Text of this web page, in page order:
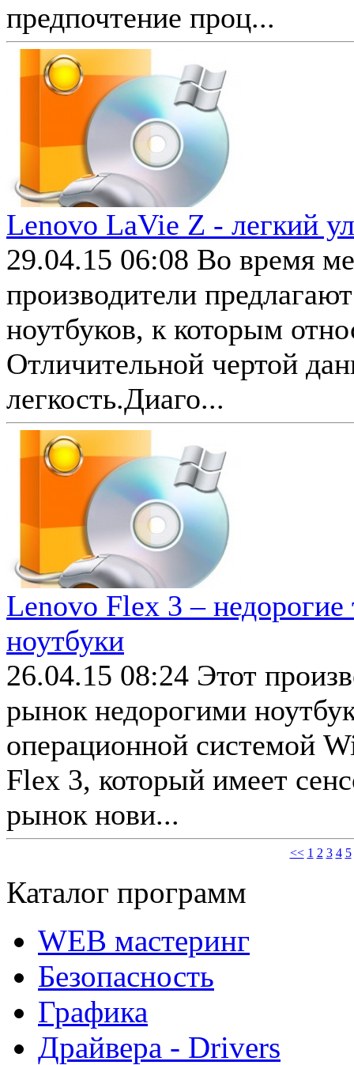
предпочтение проц...
Lenovo LaVie Z - легкий
29.04.15 06:08 Во время
производители
ноутбуков, к которым
Отличительной чертой
легкость.Диаго...
Lenovo Flex 3 –
ноутбуки
26.04.15 08:24 Этот
рынок недорогими
операционной системой
Flex 3, который имеет
рынок нови...
<< 1 2 3 4 5
Каталог программ
WEB мастеринг
Безопасность
Графика
Драйвера - Drivers